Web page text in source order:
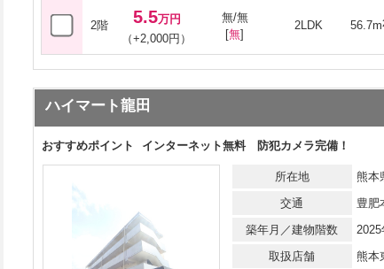
2階 5.5万円
（+2,000円）
無/無
[無]
2LDK 56.7m
ハイマート龍田
おすすめポイント インターネット無料 防犯カメラ完備！
所在地
熊本
交通
豊肥
築年月／建物階数
取扱店舗
熊本